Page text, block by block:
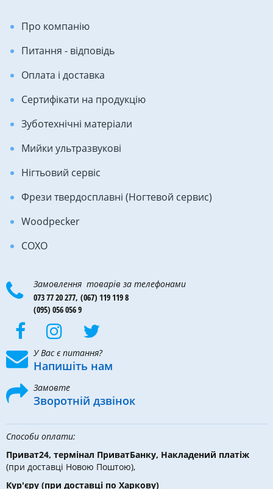
Про компанію
Питання - відповідь
Оплата і доставка
Сертифікати на продукцію
Зуботехнічні матеріали
Мийки ультразвукові
Нігтьовий сервіс
Фрези твердосплавні (Ногтевой сервис)
Woodpecker
COXO
Замовлення товарів за телефонами
073 77 20 277, (067) 119 119 8
(095) 056 056 9
У Вас є питання?
Напишіть нам
Замовте
Зворотній дзвінок
Способи оплати:
Приват24, термінал ПриватБанку, Накладений платіж
(при доставці Новою Поштою),
Кур'єру (при доставці по Харкову)